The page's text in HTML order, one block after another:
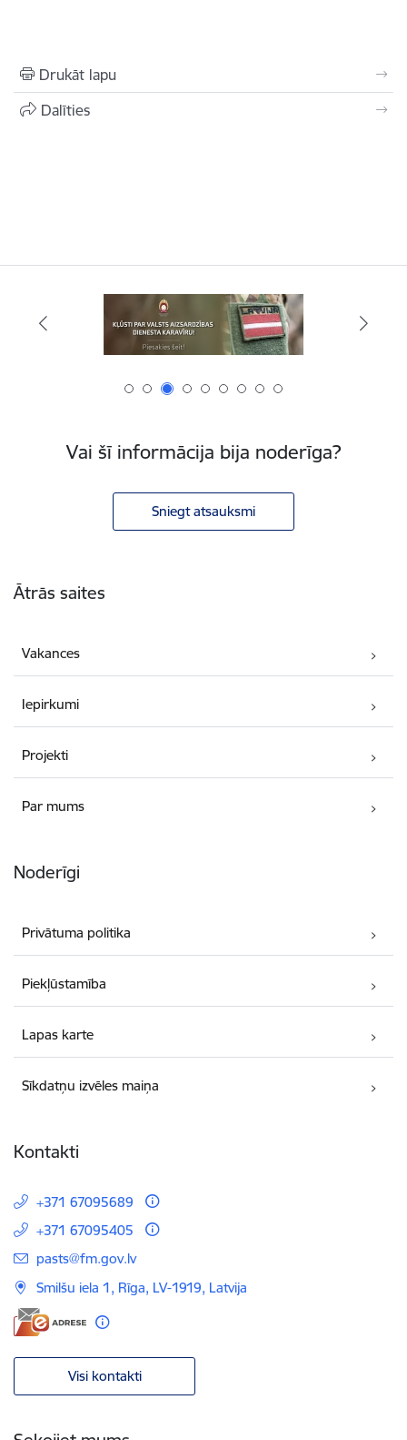
Drukāt lapu
Dalīties
Vai šī informācija bija noderīga?
Sniegt atsauksmi
Ātrās saites
Vakances
Iepirkumi
Projekti
Par mums
Noderīgi
Privātuma politika
Piekļūstamība
Lapas karte
Sīkdatņu izvēles maiņa
Kontakti
+371 67095689
+371 67095405
E-pasts:
pasts@fm.gov.lv
Smilšu iela 1, Rīga, LV-1919, Latvija
Visi kontakti